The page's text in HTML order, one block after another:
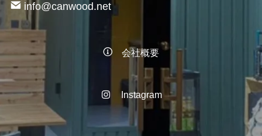
info@canwood.net
会社概要
Instagram